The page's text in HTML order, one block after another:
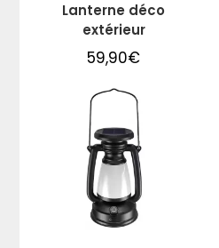
Lanterne déco
extérieur
59,90€